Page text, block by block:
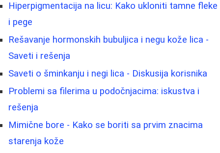
Hiperpigmentacija na licu: Kako ukloniti tamne fleke
i pege
Rešavanje hormonskih bubuljica i negu kože lica -
Saveti i rešenja
Saveti o šminkanju i negi lica - Diskusija korisnika
Problemi sa filerima u podočnjacima: iskustva i
rešenja
Mimične bore - Kako se boriti sa prvim znacima
starenja kože